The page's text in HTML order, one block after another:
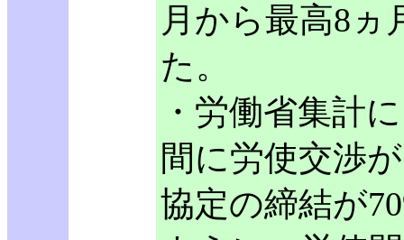
月から最高8
た。
・労働省集計
間に労使交渉
協定の締結が